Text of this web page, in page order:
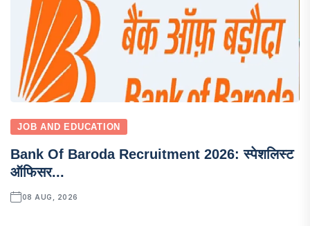
JOB AND EDUCATION
Bank Of Baroda Recruitment 2026: स्पेशलिस्ट
ऑफिसर...
08 AUG, 2026